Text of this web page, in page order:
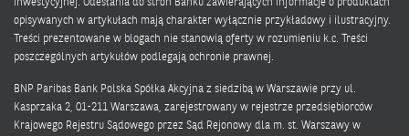
inwestycyjnej. Odesłania do stron Banku zawierających informacje o produktach
opisywanych w artykułach mają charakter wyłącznie przykładowy i ilustracyjny.
Treści prezentowane w blogach nie stanowią oferty w rozumieniu k.c. Treści
poszczególnych artykułów podlegają ochronie prawnej.
BNP Paribas Bank Polska Spółka Akcyjna z siedzibą w Warszawie przy ul.
Kasprzaka 2, 01-211 Warszawa, zarejestrowany w rejestrze przedsiębiorców
Krajowego Rejestru Sądowego przez Sąd Rejonowy dla m. st. Warszawy w